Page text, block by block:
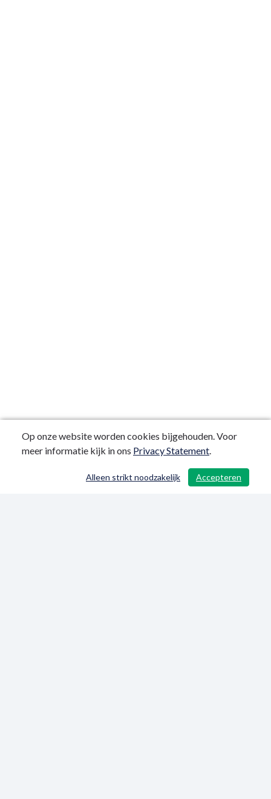
/ 194
Op onze website worden cookies bijgehouden. Voor
meer informatie kijk in ons Privacy Statement.
Accepteren
Alleen strikt noodzakelijk